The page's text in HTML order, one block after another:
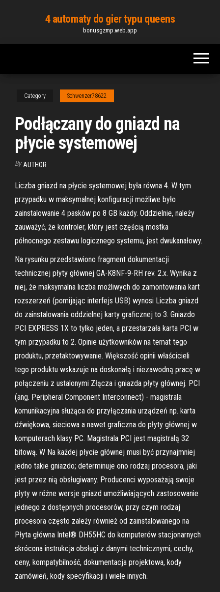
content
4 automaty do gier typu queens
bonusgzmp.web.app
Category Schwenzer78622
Podłączany do gniazd na
płycie systemowej
By AUTHOR
Liczba gniazd na płycie systemowej była równa 4. W tym
przypadku w maksymalnej konfiguracji możliwe było
zainstalowanie 4 pasków po 8 GB każdy. Oddzielnie, należy
zauważyć, że kontroler, który jest częścią mostka
północnego zestawu logicznego systemu, jest dwukanałowy.
Na rysunku przedstawiono fragment dokumentacji
technicznej płyty głównej GA-K8NF-9-RH rev. 2.x. Wynika z
niej, że maksymalna liczba możliwych do zamontowania kart
rozszerzeń (pomijając interfejs USB) wynosi Liczba gniazd
do zainstalowania oddzielnej karty graficznej to 3. Gniazdo
PCI EXPRESS 1X to tylko jeden, a przestarzała karta PCI w
tym przypadku to 2. Opinie użytkowników na temat tego
produktu, przetaktowywanie. Większość opinii właścicieli
tego produktu wskazuje na doskonałą i niezawodną pracę w
połączeniu z ustalonymi Złącza i gniazda płyty głównej. PCI
(ang. Peripheral Component Interconnect) - magistrala
komunikacyjna służąca do przyłączania urządzeń np. karta
dźwiękowa, sieciowa a nawet graficzna do płyty głównej w
komputerach klasy PC. Magistrala PCI jest magistralą 32
bitową. W Na każdej płycie głównej musi być przynajmniej
jedno takie gniazdo; determinuje ono rodzaj procesora, jaki
jest przez nią obsługiwany. Producenci wyposażają swoje
płyty w różne wersje gniazd umożliwiających zastosowanie
jednego z dostępnych procesorów, przy czym rodzaj
procesora często zależy również od zainstalowanego na
Płyta główna Intel® DH55HC do komputerów stacjonarnych
skrócona instrukcja obsługi z danymi technicznymi, cechy,
ceny, kompatybilność, dokumentacja projektowa, kody
zamówień, kody specyfikacji i wiele innych.